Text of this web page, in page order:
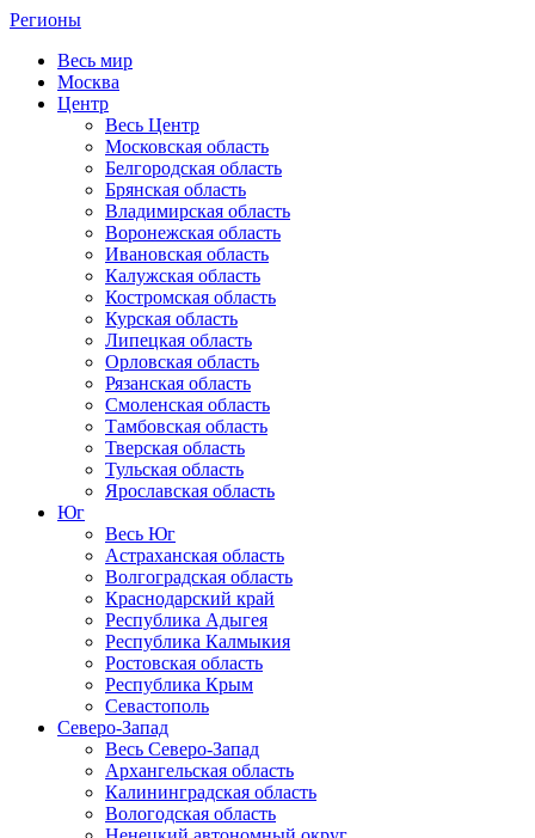
Регионы
Весь мир
Москва
Центр
Весь Центр
Московская область
Белгородская область
Брянская область
Владимирская область
Воронежская область
Ивановская область
Калужская область
Костромская область
Курская область
Липецкая область
Орловская область
Рязанская область
Смоленская область
Тамбовская область
Тверская область
Тульская область
Ярославская область
Юг
Весь Юг
Астраханская область
Волгоградская область
Краснодарский край
Республика Адыгея
Республика Калмыкия
Ростовская область
Республика Крым
Севастополь
Северо-Запад
Весь Северо-Запад
Архангельская область
Калининградская область
Вологодская область